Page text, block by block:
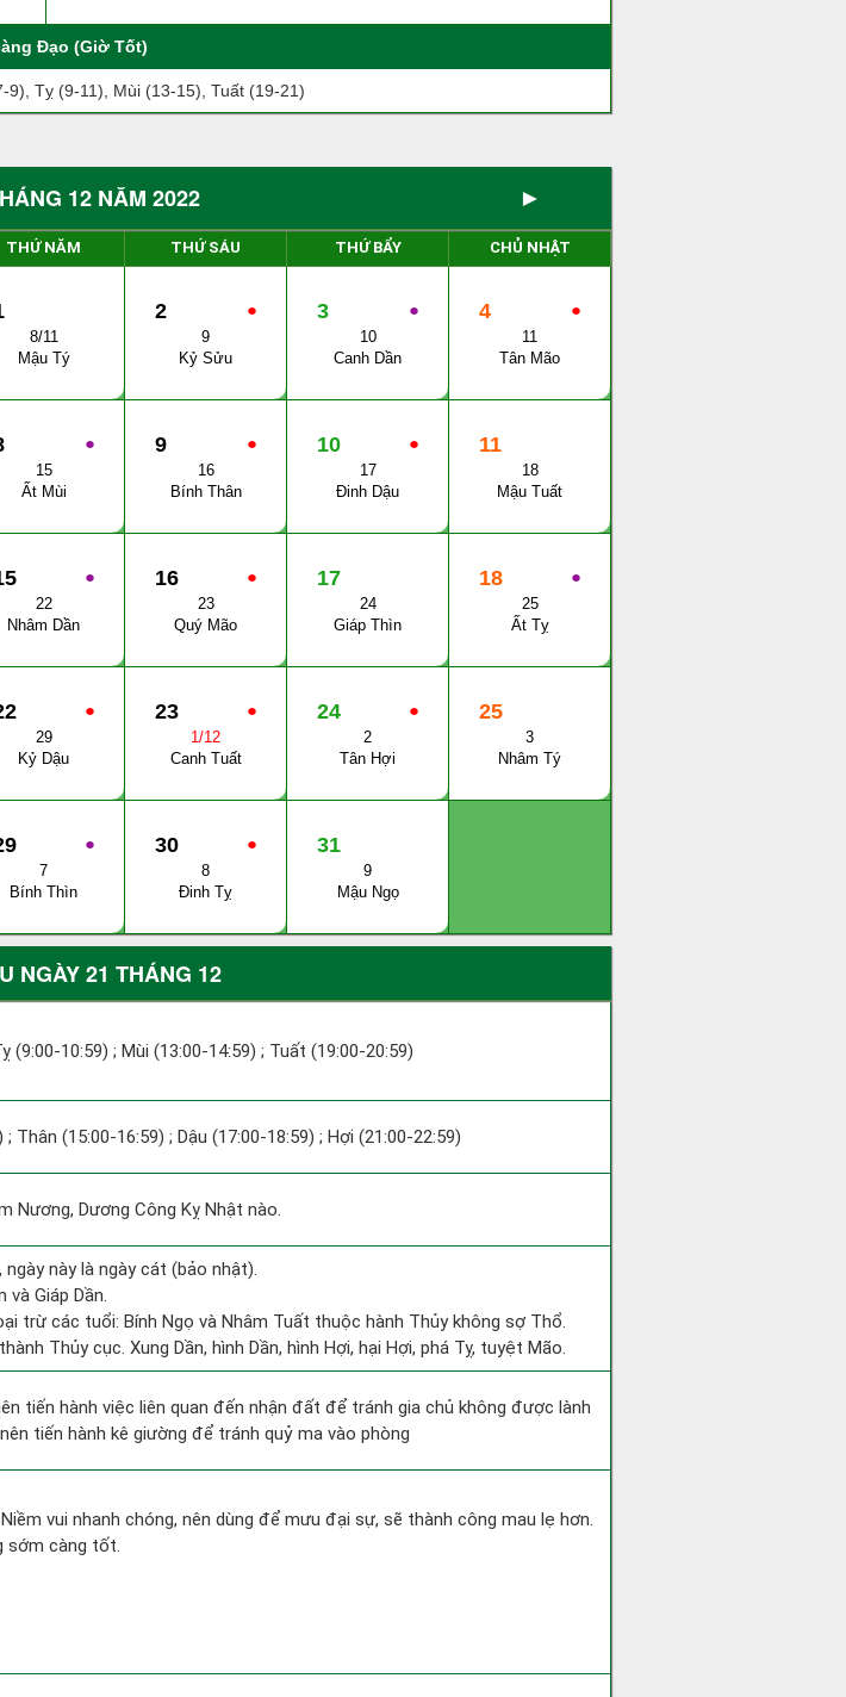
Đạo (Giờ Tốt)
Tỵ (9-11), Mùi (13-15), Tuất (19-21)
12 NĂM 2022 ►
THỨ NĂM THỨ SÁU THỨ BẨY CHỦ NHẬT
8/11
Mậu Tý
●
2
9
Kỷ Sửu
●
3
10
Canh Dần
●
4
11
Tân Mão
●
15
Ất Mùi
●
9
16
Bính Thân
●
10
17
Đinh Dậu
11
18
Mậu Tuất
●
22
Nhâm Dần
●
16
23
Quý Mão
17
24
Giáp Thìn
●
18
25
Ất Tỵ
●
29
Kỷ Dậu
●
23
1/12
Canh Tuất
●
24
2
Tân Hợi
25
3
Nhâm Tý
●
7
Bính Thìn
●
30
8
Đinh Tỵ
31
9
Mậu Ngọ
NGÀY 21 THÁNG 12
(9:00-10:59) ; Mùi (13:00-14:59) ; Tuất (19:00-20:59)
Thân (15:00-16:59) ; Dậu (17:00-18:59) ; Hợi (21:00-22:59)
Nương, Dương Công Kỵ Nhật nào.
này là ngày cát (bảo nhật).
và Giáp Dần.
trừ các tuổi: Bính Ngọ và Nhâm Tuất thuộc hành Thủy không sợ Thổ.
Thủy cục. Xung Dần, hình Dần, hình Hợi, hại Hợi, phá Tỵ, tuyệt Mão.
tiến hành việc liên quan đến nhận đất để tránh gia chủ không được lành
tiến hành kê giường để tránh quỷ ma vào phòng
vui nhanh chóng, nên dùng để mưu đại sự, sẽ thành công mau lẹ hơn.
sớm càng tốt.